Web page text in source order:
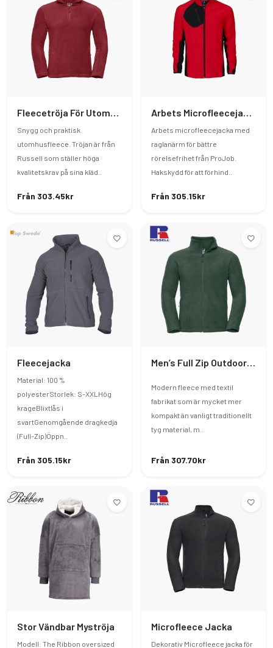
Fleecetröja För Utomhus | Quarter Zip Outdoor Fleece
Snygg och praktisk
utomhusfleece. Tröjan är från
Russell som ställer höga
kvalitetskrav på sina kläd..
Från 303.45kr
Arbets Microfleecejacka
Arbets microfleecejacka med
raglanärm för bättre
rörelsefrihet från ProJob.
Hakskydd för att förhind..
Från 305.15kr
Fleecejacka
Material: 100 %
polyesterStorlek: S-XXLHög
krageBlixtlås i
svartGenomgående dragkedja
(Full-Zip)Öppn..
Från 305.15kr
Men’s Full Zip Outdoor Fleece
Modern fleece med textil
fabrikat som är mycket mer
kompakt än vanligt traditionellt
tyg material, m..
Från 307.70kr
Stor Vändbar Myströja
Modell: The Ribbon oversized
Microfleece Jacka
Dekorativ Microfleece jacka för